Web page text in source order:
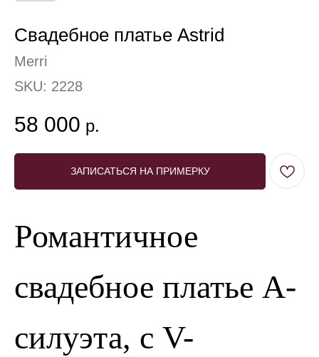
Свадебное платье Astrid
Merri
SKU: 2228
58 000 р.
ЗАПИСАТЬСЯ НА ПРИМЕРКУ
Романтичное
свадебное платье А-
силуэта, с V-